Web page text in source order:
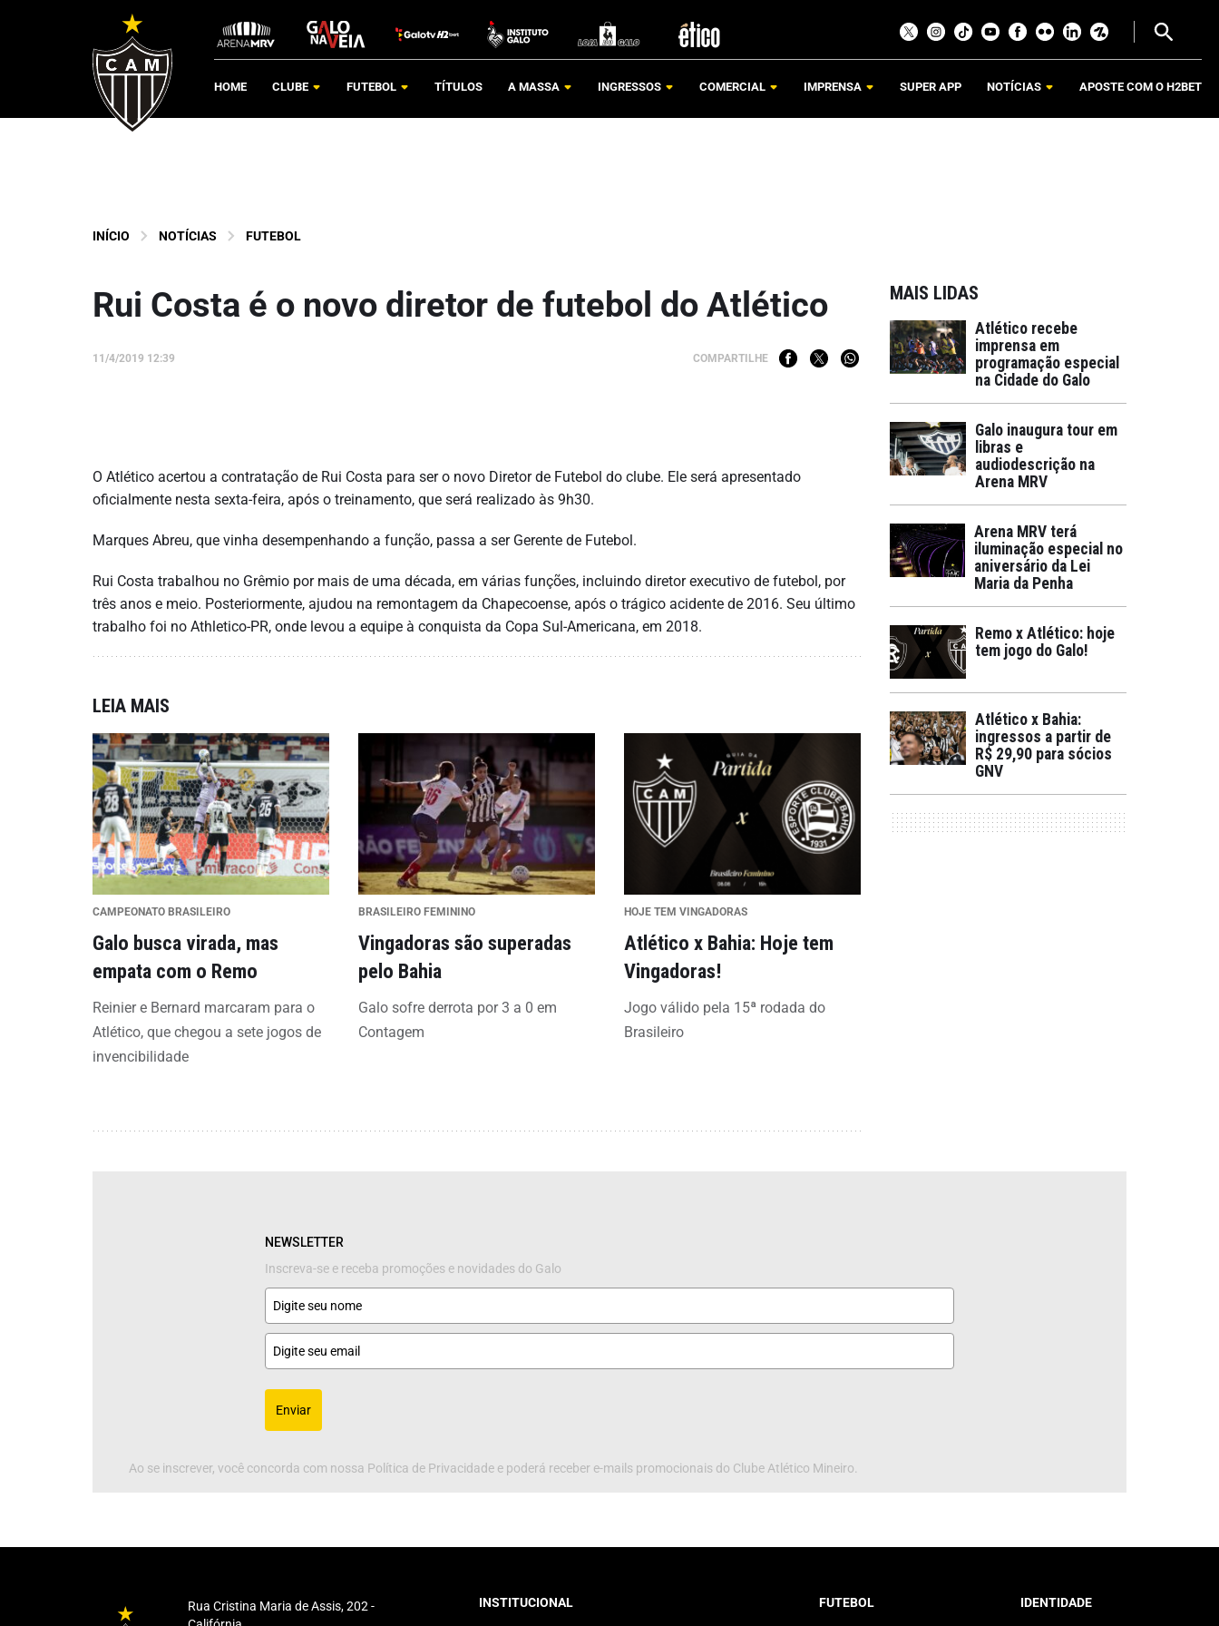
HOME CLUBE FUTEBOL TÍTULOS A MASSA INGRESSOS COMERCIAL IMPRENSA SUPER APP NOTÍCIAS APOSTE COM O H2BET
INÍCIO NOTÍCIAS FUTEBOL
Rui Costa é o novo diretor de futebol do Atlético
11/4/2019 12:39 COMPARTILHE
O Atlético acertou a contratação de Rui Costa para ser o novo Diretor de Futebol do clube. Ele será apresentado
oficialmente nesta sexta-feira, após o treinamento, que será realizado às 9h30.
Marques Abreu, que vinha desempenhando a função, passa a ser Gerente de Futebol.
Rui Costa trabalhou no Grêmio por mais de uma década, em várias funções, incluindo diretor executivo de futebol, por
três anos e meio. Posteriormente, ajudou na remontagem da Chapecoense, após o trágico acidente de 2016. Seu último
trabalho foi no Athletico-PR, onde levou a equipe à conquista da Copa Sul-Americana, em 2018.
LEIA MAIS
CAMPEONATO BRASILEIRO
Galo busca virada, mas
empata com o Remo
Reinier e Bernard marcaram para o
Atlético, que chegou a sete jogos de
invencibilidade
BRASILEIRO FEMININO
Vingadoras são superadas
pelo Bahia
Galo sofre derrota por 3 a 0 em
Contagem
HOJE TEM VINGADORAS
Atlético x Bahia: Hoje tem
Vingadoras!
Jogo válido pela 15ª rodada do
Brasileiro
MAIS LIDAS
Atlético recebe
imprensa em
programação especial
na Cidade do Galo
Galo inaugura tour em
libras e
audiodescrição na
Arena MRV
Arena MRV terá
iluminação especial no
aniversário da Lei
Maria da Penha
Remo x Atlético: hoje
tem jogo do Galo!
Atlético x Bahia:
ingressos a partir de
R$ 29,90 para sócios
GNV
NEWSLETTER
Inscreva-se e receba promoções e novidades do Galo
Enviar
Ao se inscrever, você concorda com nossa Política de Privacidade e poderá receber e-mails promocionais do Clube Atlético Mineiro.
Rua Cristina Maria de Assis, 202 -
INSTITUCIONAL FUTEBOL IDENTIDADE